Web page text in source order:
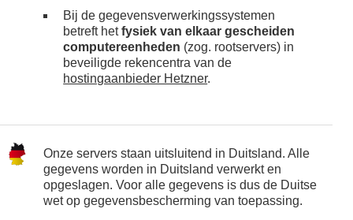
Bij de gegevensverwerkingssystemen
betreft hetfysiek van elkaar gescheiden
computereenheden (zog. rootservers) in
beveiligde rekencentra van de
hostingaanbieder Hetzner.
Onze servers staan uitsluitend in Duitsland. Alle
gegevens worden in Duitsland verwerkt en
opgeslagen. Voor alle gegevens is dus de Duitse
wet op gegevensbescherming van toepassing.